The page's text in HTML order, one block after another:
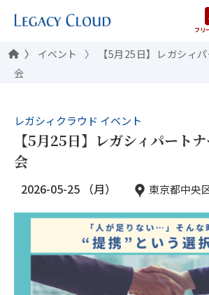
フリ
イベント
【5月25日】レガシィ
会
レガシィクラウド イベント
【5月25日】レガシィパート
会
2026-05-25 （月） 東京都中央